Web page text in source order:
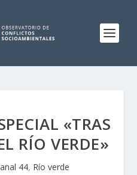
«TRAS
RÍO VERDE»
44, Río verde